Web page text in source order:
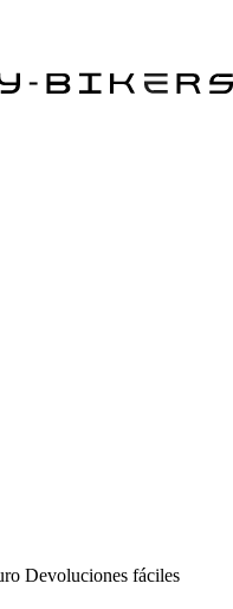
Devoluciones fáciles